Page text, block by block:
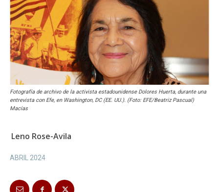
Fotografía de archivo de la activista estadounidense Dolores Huerta, durante una
entrevista con Efe, en Washington, DC (EE. UU.). (Foto: EFE/Beatriz Pascual)
Macías
Leno Rose-Avila
ABRIL 2024